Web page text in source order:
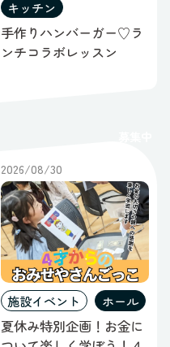
キッチン
手作りハンバーガー♡ラ
ンチコラボレッスン
2026/08/30
施設イベント ホール
夏休み特別企画！お金に